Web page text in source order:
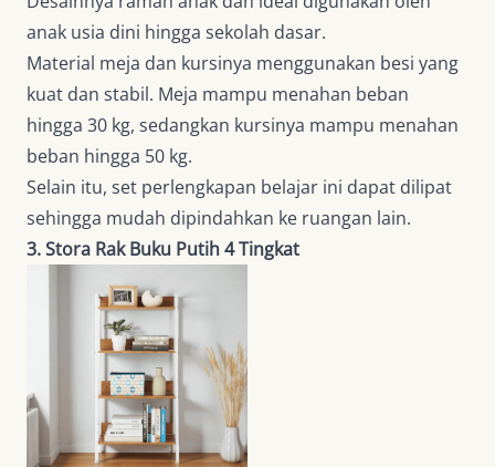
anak usia dini hingga sekolah dasar.
Material meja dan kursinya menggunakan besi yang
kuat dan stabil. Meja mampu menahan beban
hingga 30 kg, sedangkan kursinya mampu menahan
beban hingga 50 kg.
Selain itu, set perlengkapan belajar ini dapat dilipat
sehingga mudah dipindahkan ke ruangan lain.
3. Stora Rak Buku Putih 4 Tingkat